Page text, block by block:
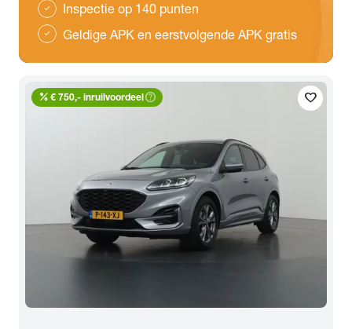
check Inspectie op 140 punten
check Geldige APK en eerstvolgende APK gratis
favorite
percent € 750,- inruilvoordeelhelp_outline